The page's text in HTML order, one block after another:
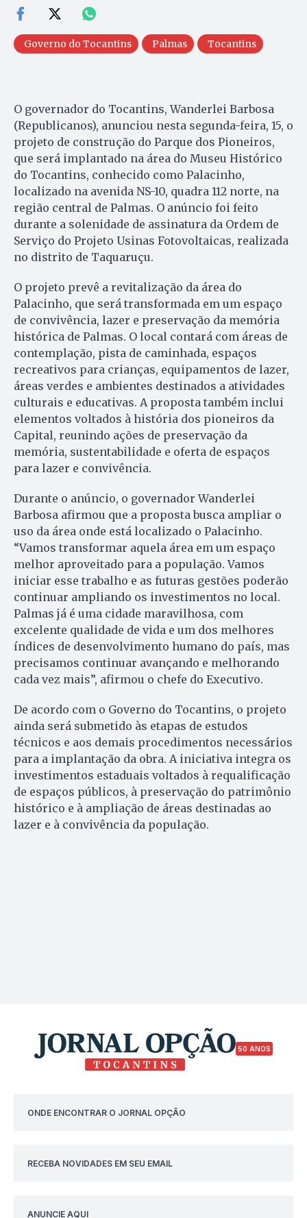
Governo do Tocantins Palmas Tocantins
O governador do Tocantins, Wanderlei Barbosa
(Republicanos), anunciou nesta segunda-feira, 15, o
projeto de construção do Parque dos Pioneiros,
que será implantado na área do Museu Histórico
do Tocantins, conhecido como Palacinho,
localizado na avenida NS-10, quadra 112 norte, na
região central de Palmas. O anúncio foi feito
durante a solenidade de assinatura da Ordem de
Serviço do Projeto Usinas Fotovoltaicas, realizada
no distrito de Taquaruçu.
O projeto prevê a revitalização da área do
Palacinho, que será transformada em um espaço
de convivência, lazer e preservação da memória
histórica de Palmas. O local contará com áreas de
contemplação, pista de caminhada, espaços
recreativos para crianças, equipamentos de lazer,
áreas verdes e ambientes destinados a atividades
culturais e educativas. A proposta também inclui
elementos voltados à história dos pioneiros da
Capital, reunindo ações de preservação da
memória, sustentabilidade e oferta de espaços
para lazer e convivência.
Durante o anúncio, o governador Wanderlei
Barbosa afirmou que a proposta busca ampliar o
uso da área onde está localizado o Palacinho.
“Vamos transformar aquela área em um espaço
melhor aproveitado para a população. Vamos
iniciar esse trabalho e as futuras gestões poderão
continuar ampliando os investimentos no local.
Palmas já é uma cidade maravilhosa, com
excelente qualidade de vida e um dos melhores
índices de desenvolvimento humano do país, mas
precisamos continuar avançando e melhorando
cada vez mais”, afirmou o chefe do Executivo.
De acordo com o Governo do Tocantins, o projeto
ainda será submetido às etapas de estudos
técnicos e aos demais procedimentos necessários
para a implantação da obra. A iniciativa integra os
investimentos estaduais voltados à requalificação
de espaços públicos, à preservação do patrimônio
histórico e à ampliação de áreas destinadas ao
lazer e à convivência da população.
50 ANOS
ONDE ENCONTRAR O JORNAL OPÇÃO
RECEBA NOVIDADES EM SEU EMAIL
ANUNCIE AQUI